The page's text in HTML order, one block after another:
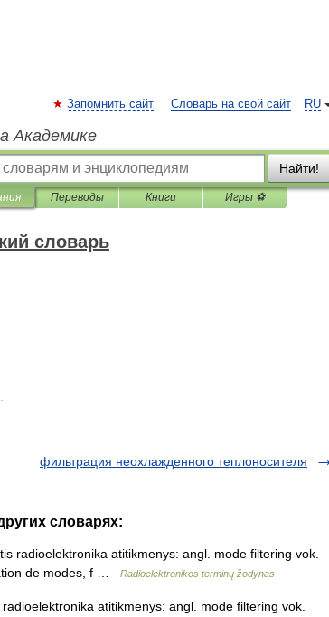
RU
Запомнить сайт Словарь на свой сайт
Академике
Найти!
Переводы Книги Игры ⚽
словарь
фильтрация неохлажденного теплоносителя
словарях:
radioelektronika atitikmenys: angl. mode filtering vok.
de modes, f …
Radioelektronikos terminų žodynas
atitikmenys: angl. mode filtering vok.